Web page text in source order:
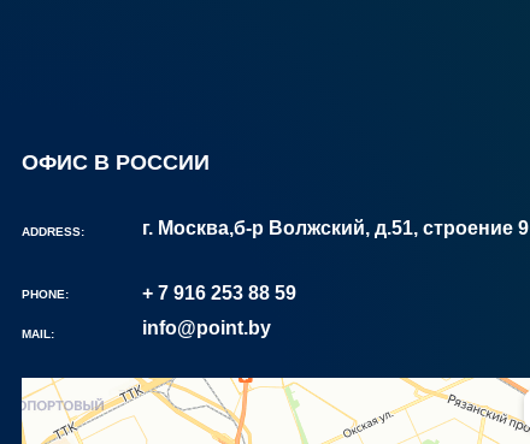
PHONE:
MAIL: info@point.by
ОФИС В РОССИИ
ADDRESS: г. Москва,б-р Волжский, д.51, строение 9
+ 7 916 253 88 59